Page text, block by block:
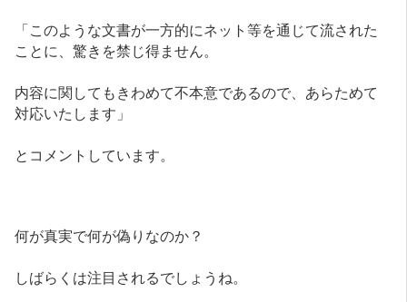
「このような文書が一方的にネット等を通じて流された
ことに、驚きを禁じ得ません。
内容に関してもきわめて不本意であるので、あらためて
対応いたします」
とコメントしています。
何が真実で何が偽りなのか？
しばらくは注目されるでしょうね。